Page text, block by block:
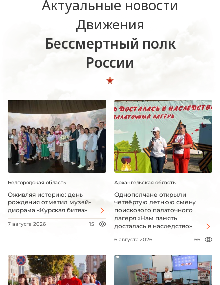
Актуальные новости
Движения
Бессмертный полк
России
Белгородская область
Оживляя историю: день
рождения отметил музей-
диорама «Курская битва»
7 августа 2026 15
Архангельская область
Однополчане открыли
четвёртую летнюю смену
поискового палаточного
лагеря «Нам память
досталась в наследство»
6 августа 2026 66